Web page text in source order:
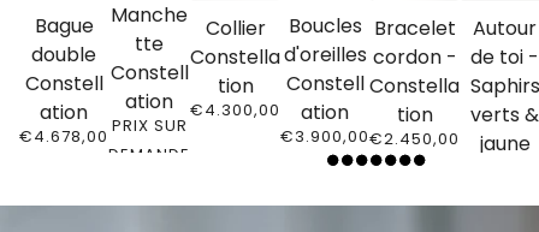
Bague
double
Constell
ation
€4.678,00
Manche
tte
Constell
ation
PRIX SUR
DEMANDE
Collier
Constella
tion
€4.300,00
Boucles
d'oreilles
Constell
ation
€3.900,00
Bracelet
cordon -
Constella
tion
€2.450,00
Autour
de toi -
Saphirs
verts &
jaune